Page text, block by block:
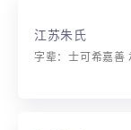
江苏朱氏